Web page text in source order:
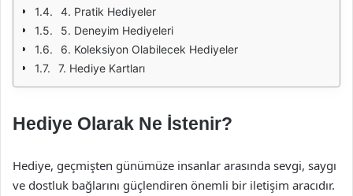
4. Pratik Hediyeler
5. Deneyim Hediyeleri
6. Koleksiyon Olabilecek Hediyeler
7. Hediye Kartları
Hediye Olarak Ne İstenir?
Hediye, geçmişten günümüze insanlar arasında sevgi, saygı
ve dostluk bağlarını güçlendiren önemli bir iletişim aracıdır.